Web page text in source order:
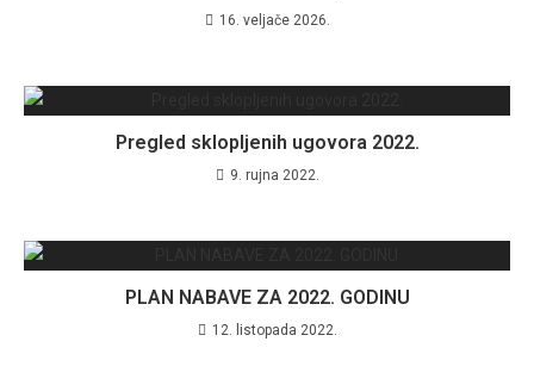
16. veljače 2026.
Pregled sklopljenih ugovora 2022.
9. rujna 2022.
PLAN NABAVE ZA 2022. GODINU
12. listopada 2022.